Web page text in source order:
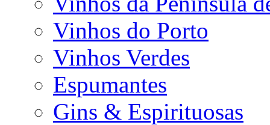
Vinhos do Porto
Vinhos Verdes
Espumantes
Gins & Espirituosas